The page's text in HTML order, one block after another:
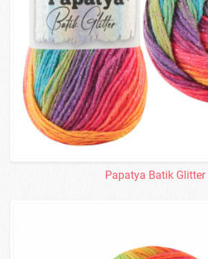
Papatya Batik Glitter